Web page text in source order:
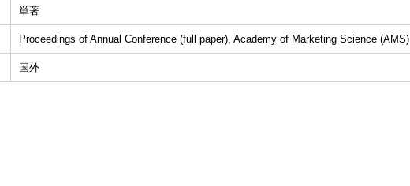
単著
Proceedings of Annual Conference (full paper), Academy of Marketing Science (AMS)
国外